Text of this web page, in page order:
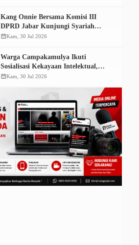
Kang Onnie Bersama Komisi III
DPRD Jabar Kunjungi Syariah
Sumedang
calendar_monthKam, 30 Jul 2026
Warga Campakamulya Ikuti
Sosialisasi Kekayaan Intelektual,
Isfhan: UMKM Desa Harus Mampu
calendar_monthKam, 30 Jul 2026